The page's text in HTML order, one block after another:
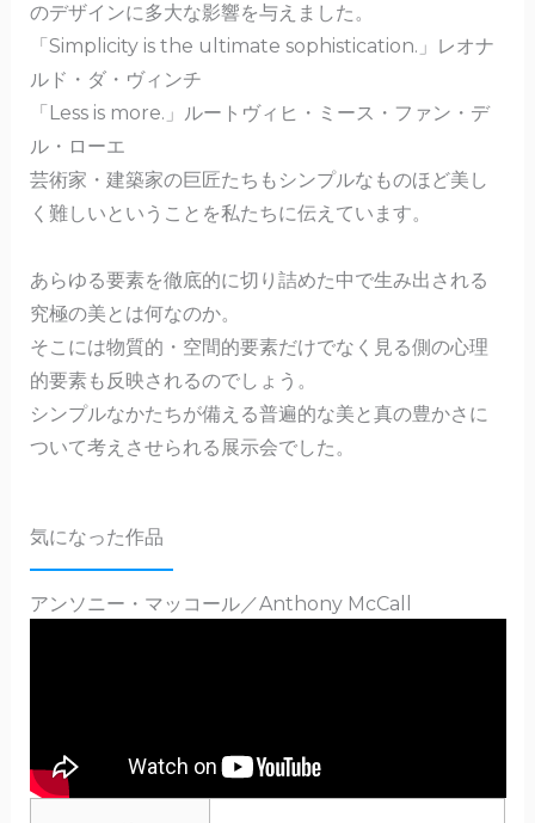
のデザインに多大な影響を与えました。
「Simplicity is the ultimate sophistication.」レオナ
ルド・ダ・ヴィンチ
「Less is more.」ルートヴィヒ・ミース・ファン・デ
ル・ローエ
芸術家・建築家の巨匠たちもシンプルなものほど美し
く難しいということを私たちに伝えています。
あらゆる要素を徹底的に切り詰めた中で生み出される
究極の美とは何なのか。
そこには物質的・空間的要素だけでなく見る側の心理
的要素も反映されるのでしょう。
シンプルなかたちが備える普遍的な美と真の豊かさに
ついて考えさせられる展示会でした。
気になった作品
アンソニー・マッコール／Anthony McCall